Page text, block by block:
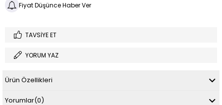
Fiyat Düşünce Haber Ver
TAVSIYE ET
YORUM YAZ
Ürün Özellikleri
Yorumlar(0)